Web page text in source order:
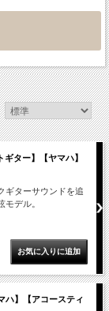
ター】【ヤマハ】
ギターサウンドを追
デル。
ハ】【アコースティ